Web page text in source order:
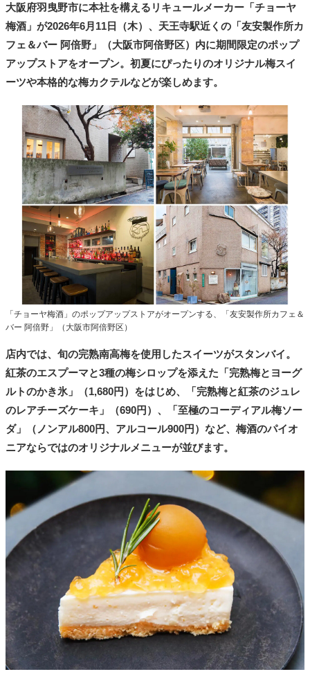
大阪府羽曳野市に本社を構えるリキュールメーカー「チョーヤ
梅酒」が2026年6月11日（木）、天王寺駅近くの「友安製作所カ
フェ＆バー 阿倍野」（大阪市阿倍野区）内に期間限定のポップ
アップストアをオープン。初夏にぴったりのオリジナル梅スイ
ーツや本格的な梅カクテルなどが楽しめます。
「チョーヤ梅酒」のポップアップストアがオープンする、「友安製作所カフェ＆
バー 阿倍野」（大阪市阿倍野区）
店内では、旬の完熟南高梅を使用したスイーツがスタンバイ。
紅茶のエスプーマと3種の梅シロップを添えた「完熟梅とヨーグ
ルトのかき氷」（1,680円）をはじめ、「完熟梅と紅茶のジュレ
のレアチーズケーキ」（690円）、「至極のコーディアル梅ソー
ダ」（ノンアル800円、アルコール900円）など、梅酒のパイオ
ニアならではのオリジナルメニューが並びます。